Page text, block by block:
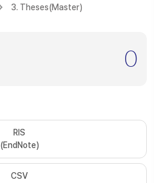
3. Theses(Master)
0
RIS
(EndNote)
CSV